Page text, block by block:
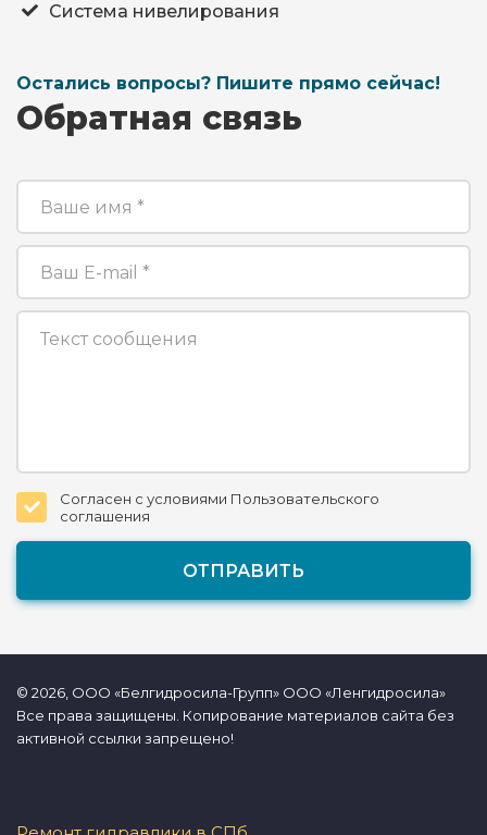
Система нивелирования
Остались вопросы? Пишите прямо сейчас!
Обратная связь
Согласен с условиями Пользовательского
соглашения
© 2026, ООО «Белгидросила-Групп» ООО «Ленгидросила»
Все права защищены. Копирование материалов сайта без
активной ссылки запрещено!